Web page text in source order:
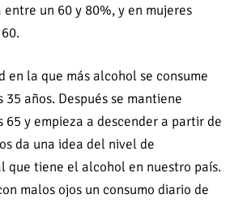
entre un 60 y 80%, y en mujeres
en la que más alcohol se consume
35 años. Después se mantiene
65 y empieza a descender a partir de
da una idea del nivel de
que tiene el alcohol en nuestro país.
malos ojos un consumo diario de